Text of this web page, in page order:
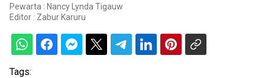
Pewarta : Nancy Lynda Tigauw
Editor : Zabur Karuru
Tags: